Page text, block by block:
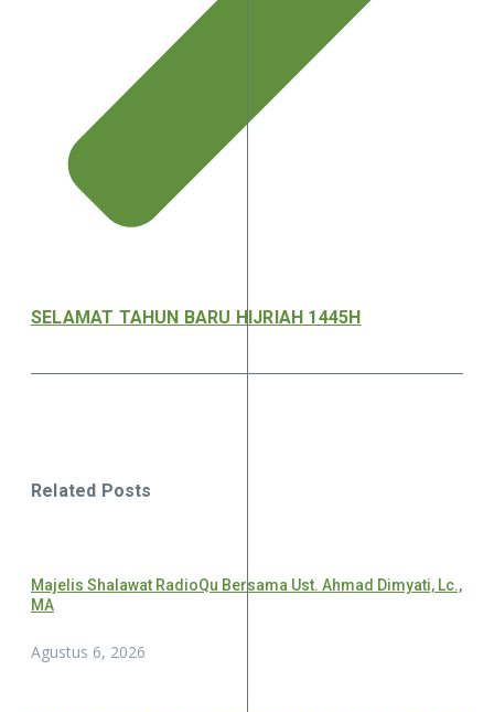
SELAMAT TAHUN BARU HIJRIAH 1445H
Related Posts
Majelis Shalawat RadioQu Bersama Ust. Ahmad Dimyati, Lc.,
MA
Agustus 6, 2026